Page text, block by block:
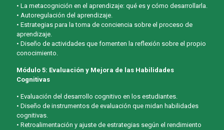
• La metacognición en el aprendizaje: qué es y cómo desarrollarla.
• Autoregulación del aprendizaje.
• Estrategias para la toma de conciencia sobre el proceso de
aprendizaje.
• Diseño de actividades que fomenten la reflexión sobre el propio
conocimiento.
Módulo 5: Evaluación y Mejora de las Habilidades
Cognitivas
• Evaluación del desarrollo cognitivo en los estudiantes.
• Diseño de instrumentos de evaluación que midan habilidades
cognitivas.
• Retroalimentación y ajuste de estrategias según el rendimiento